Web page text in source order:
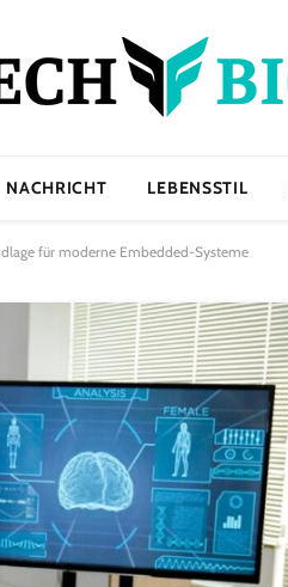
NACHRICHT LEBENSSTIL
für moderne Embedded-Systeme